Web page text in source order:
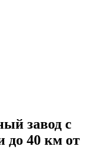
завод с
до 40 км от